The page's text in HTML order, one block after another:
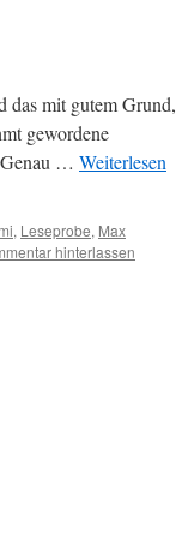
das mit gutem Grund,
gewordene
Genau … Weiterlesen
, Leseprobe, Max
hinterlassen